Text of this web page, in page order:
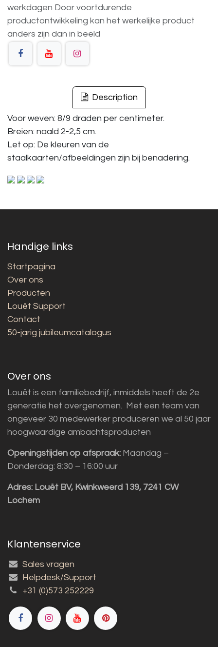
werkdagen Door voortdurende
productontwikkeling kan het werkelijke product
anders zijn dan in beeld
Description
Voor weven: 8/9 draden per centimeter.
Breien: naald 2-2,5 cm.
Let op: De kleuren van de
staalkaarten/afbeeldingen zijn bij benadering.
Handige links
Startpagina
Over ons
Producten
Louët Support
Contact
50-jarig jubileumcatalogus
Over ons
Louët is een familiebedrijf, inmiddels heeft de 2e
generatie het overgenomen. Met een team van
ongeveer 30 medewerker produceren we al 50 jaar
hoogwaardige ambachtsproducten
Openingstijden op afspraak: Maandag –
Donderdag: 8:30 – 16:00 uur
Adres: Louët BV, Kwinkweerd 139, 7241 CW
Lochem
Klantenservice
Sales vragen
Helpdesk/Support
+31 (0)573 252229